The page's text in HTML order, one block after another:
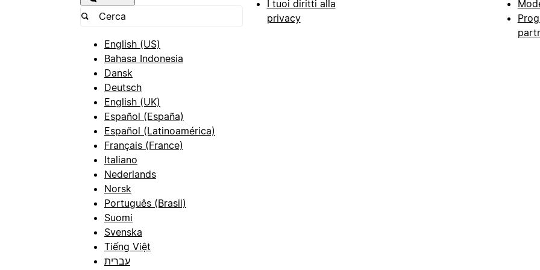
English (US)
Bahasa Indonesia
Dansk
Deutsch
English (UK)
Español (España)
Español (Latinoamérica)
Français (France)
Italiano
Nederlands
Norsk
Português (Brasil)
Suomi
Svenska
Tiếng Việt
עברית
I tuoi diritti alla
privacy